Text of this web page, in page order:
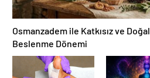
Osmanzadem ile Katkısız ve Doğal
Beslenme Dönemi